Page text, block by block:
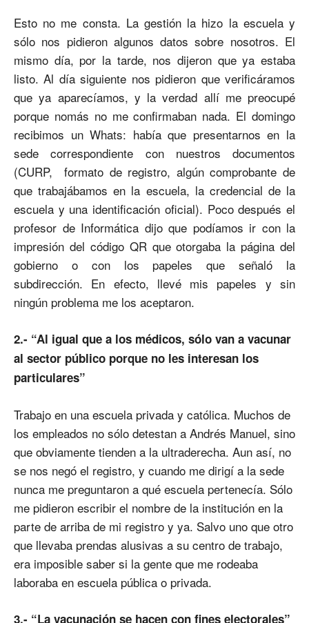
Esto no me consta. La gestión la hizo la escuela y
sólo nos pidieron algunos datos sobre nosotros. El
mismo día, por la tarde, nos dijeron que ya estaba
listo. Al día siguiente nos pidieron que verificáramos
que ya aparecíamos, y la verdad allí me preocupé
porque nomás no me confirmaban nada. El domingo
recibimos un Whats: había que presentarnos en la
sede correspondiente con nuestros documentos
(CURP, formato de registro, algún comprobante de
que trabajábamos en la escuela, la credencial de la
escuela y una identificación oficial). Poco después el
profesor de Informática dijo que podíamos ir con la
impresión del código QR que otorgaba la página del
gobierno o con los papeles que señaló la
subdirección. En efecto, llevé mis papeles y sin
ningún problema me los aceptaron.
2.- “Al igual que a los médicos, sólo van a vacunar
al sector público porque no les interesan los
particulares”
Trabajo en una escuela privada y católica. Muchos de
los empleados no sólo detestan a Andrés Manuel, sino
que obviamente tienden a la ultraderecha. Aun así, no
se nos negó el registro, y cuando me dirigí a la sede
nunca me preguntaron a qué escuela pertenecía. Sólo
me pidieron escribir el nombre de la institución en la
parte de arriba de mi registro y ya. Salvo uno que otro
que llevaba prendas alusivas a su centro de trabajo,
era imposible saber si la gente que me rodeaba
laboraba en escuela pública o privada.
3.- “La vacunación se hacen con fines electorales”